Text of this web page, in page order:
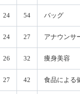
24 54 バッグ
24 27 アナウンサ
26 32 痩身美容
27 42 食品による